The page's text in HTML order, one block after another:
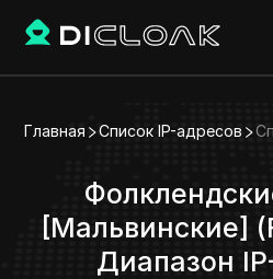
Главная Список IP-адресов
[Мальвинские]
Диапазон